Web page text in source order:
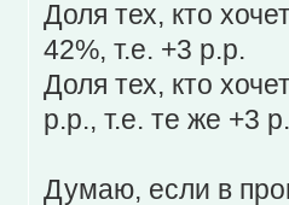
Доля тех, кто
42%, т.е. +3 р.р.
Доля тех, кто
р.р., т.е. те же +3
Думаю, если в